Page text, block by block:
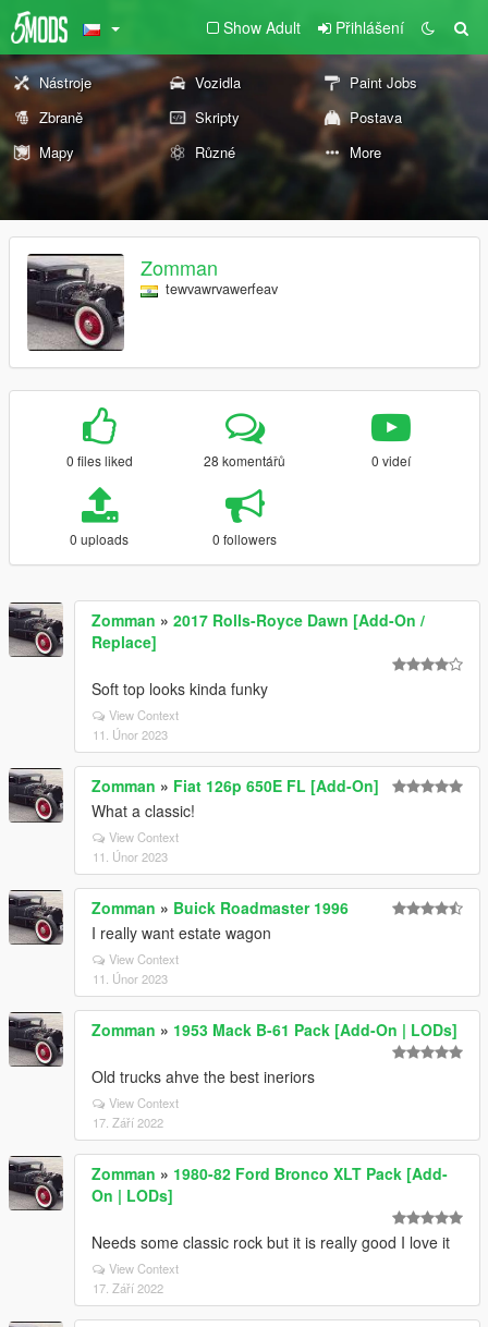
Show Adult Přihlášení
Nástroje Vozidla
Paint Jobs
Zbraně
Skripty
Postava
Mapy
Různé More
Zomman
tewvawrvawerfeav
0 files liked 28 komentářů 0 videí
0 uploads 0 followers
Zomman » 2017 Rolls-Royce Dawn [Add-On /
Replace]
Soft top looks kinda funky
View Context
11. Únor 2023
Zomman » Fiat 126p 650E FL [Add-On]
What a classic!
View Context
11. Únor 2023
Zomman » Buick Roadmaster 1996
I really want estate wagon
View Context
11. Únor 2023
Zomman » 1953 Mack B-61 Pack [Add-On | LODs]
Old trucks ahve the best ineriors
View Context
17. Září 2022
Zomman » 1980-82 Ford Bronco XLT Pack [Add-
On | LODs]
Needs some classic rock but it is really good I love it
View Context
17. Září 2022